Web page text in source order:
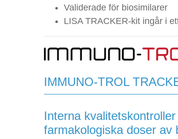
Validerade för biosimilarer
LISA TRACKER-kit ingår i
IMMUNO-TROL
Interna
farmakologiska doser av